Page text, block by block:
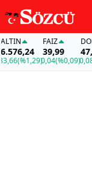
(%1,29)
39,99
0,04(%0,09)
DOLAR
47,70
0,08